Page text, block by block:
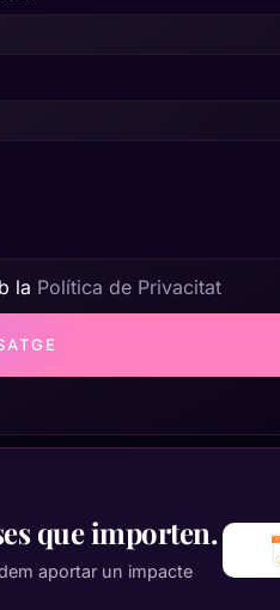
la Política de Privacitat
que importen.
aportar un impacte